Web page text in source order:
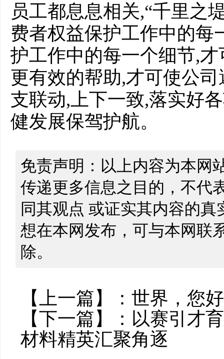
员工都息息相关,“千里之
费者权益保护工作中的每
护工作中的每一个细节,
更有效的帮助,才可使公
支联动,上下一致,落实好
健发展保驾护航。
免责声明：以上内容为本网
传递更多信息之目的，不代
同其观点 或证实其内容的
想在本网发布，可与本网联
除。
【上一篇】： 世界，您
【下一篇】： 以赛引才
材料精英汇聚角逐